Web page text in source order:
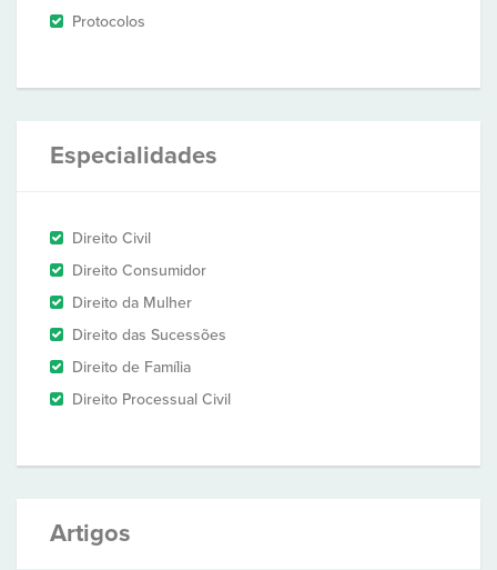
Protocolos
Especialidades
Direito Civil
Direito Consumidor
Direito da Mulher
Direito das Sucessões
Direito de Família
Direito Processual Civil
Artigos